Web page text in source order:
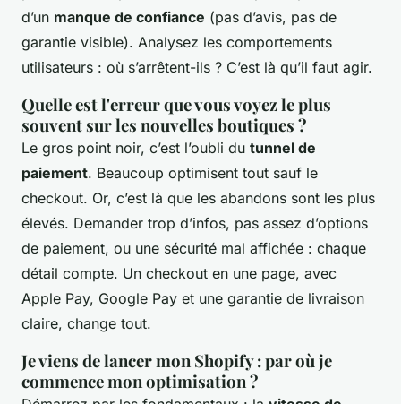
d’un manque de confiance (pas d’avis, pas de
garantie visible). Analysez les comportements
utilisateurs : où s’arrêtent-ils ? C’est là qu’il faut agir.
Quelle est l'erreur que vous voyez le plus
souvent sur les nouvelles boutiques ?
Le gros point noir, c’est l’oubli du tunnel de
paiement. Beaucoup optimisent tout sauf le
checkout. Or, c’est là que les abandons sont les plus
élevés. Demander trop d’infos, pas assez d’options
de paiement, ou une sécurité mal affichée : chaque
détail compte. Un checkout en une page, avec
Apple Pay, Google Pay et une garantie de livraison
claire, change tout.
Je viens de lancer mon Shopify : par où je
commence mon optimisation ?